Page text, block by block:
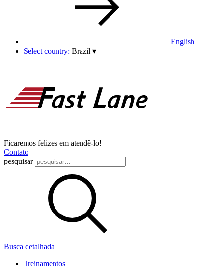
English
Select country: Brazil ▾
Ficaremos felizes em atendê-lo!
Contato
pesquisar
Busca detalhada
Treinamentos